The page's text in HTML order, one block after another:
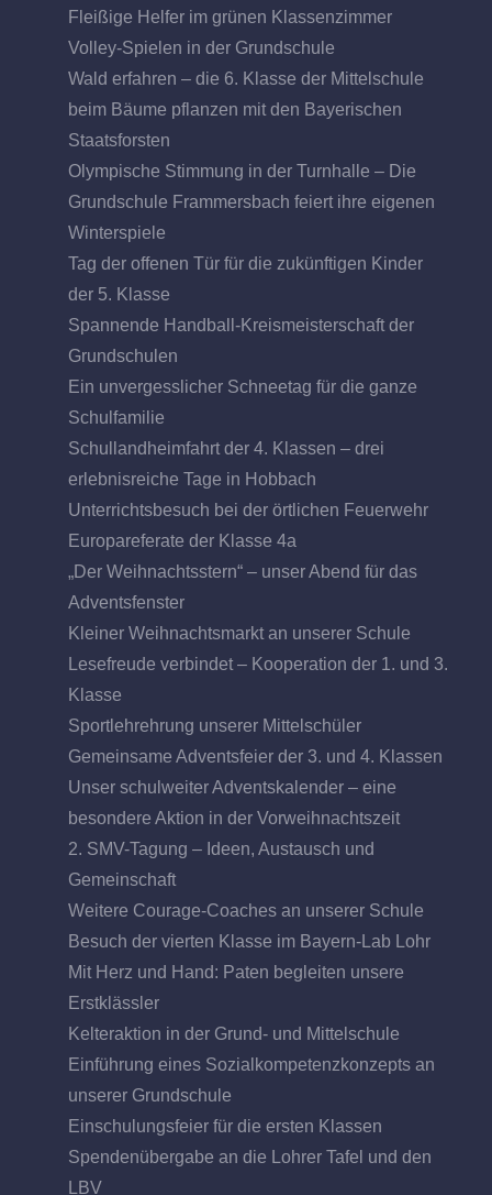
Fleißige Helfer im grünen Klassenzimmer
Volley-Spielen in der Grundschule
Wald erfahren – die 6. Klasse der Mittelschule
beim Bäume pflanzen mit den Bayerischen
Staatsforsten
Olympische Stimmung in der Turnhalle – Die
Grundschule Frammersbach feiert ihre eigenen
Winterspiele
Tag der offenen Tür für die zukünftigen Kinder
der 5. Klasse
Spannende Handball-Kreismeisterschaft der
Grundschulen
Ein unvergesslicher Schneetag für die ganze
Schulfamilie
Schullandheimfahrt der 4. Klassen – drei
erlebnisreiche Tage in Hobbach
Unterrichtsbesuch bei der örtlichen Feuerwehr
Europareferate der Klasse 4a
„Der Weihnachtsstern“ – unser Abend für das
Adventsfenster
Kleiner Weihnachtsmarkt an unserer Schule
Lesefreude verbindet – Kooperation der 1. und 3.
Klasse
Sportlehrehrung unserer Mittelschüler
Gemeinsame Adventsfeier der 3. und 4. Klassen
Unser schulweiter Adventskalender – eine
besondere Aktion in der Vorweihnachtszeit
2. SMV-Tagung – Ideen, Austausch und
Gemeinschaft
Weitere Courage-Coaches an unserer Schule
Besuch der vierten Klasse im Bayern-Lab Lohr
Mit Herz und Hand: Paten begleiten unsere
Erstklässler
Kelteraktion in der Grund- und Mittelschule
Einführung eines Sozialkompetenzkonzepts an
unserer Grundschule
Einschulungsfeier für die ersten Klassen
Spendenübergabe an die Lohrer Tafel und den
LBV